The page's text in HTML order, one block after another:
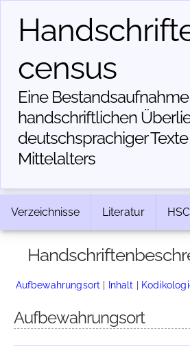
census
Eine
handschriftlichen
deutschsprachiger
Mittelalters
Verzeichnisse Literatur HSC
Aufbewahrungsort | Inhalt |
Aufbewahrungsort